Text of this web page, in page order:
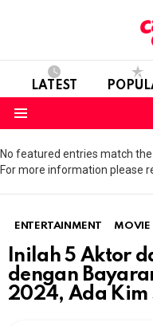
LATEST
No featured entries match the
For more information please
ENTERTAINMENT MOVIE
Inilah 5 Aktor
dengan
2024, Ada Kim